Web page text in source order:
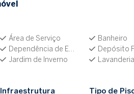
Área de Serviço Banheiro
Dependência de Empregada Depósito
Jardim de Inverno Lavanderia
Infraestrutura Tipo de